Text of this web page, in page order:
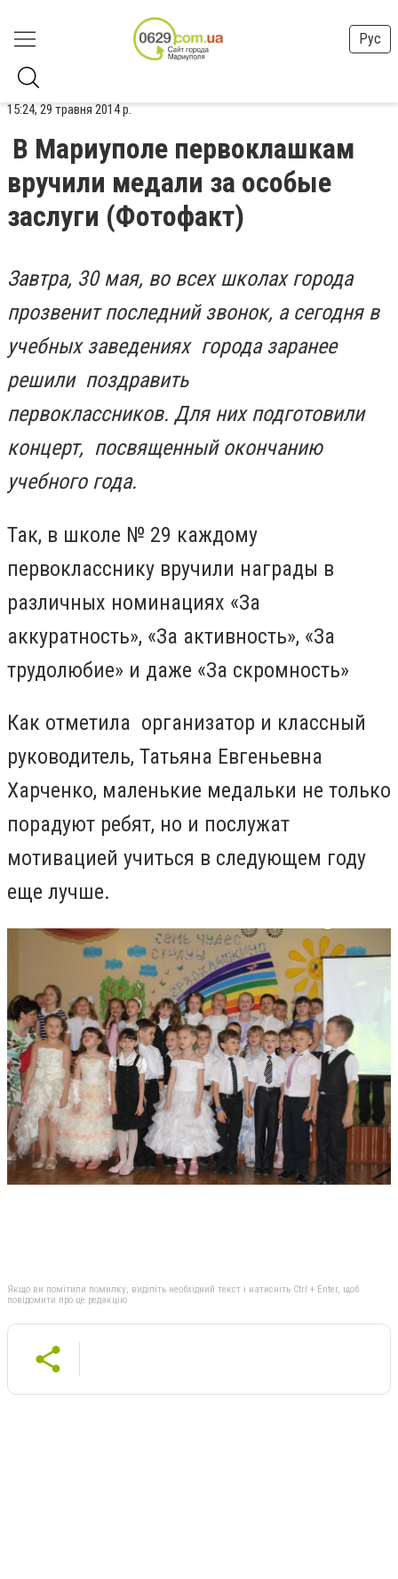
Рус
15:24, 29 травня 2014 р.
В Мариуполе первоклашкам
вручили медали за особые
заслуги (Фотофакт)
Завтра, 30 мая, во всех школах города
прозвенит последний звонок, а сегодня в
учебных заведениях города заранее
решили поздравить
первоклассников. Для них подготовили
концерт, посвященный окончанию
учебного года.
Так, в школе № 29 каждому
первокласснику вручили награды в
различных номинациях «За
аккуратность», «За активность», «За
трудолюбие» и даже «За скромность»
Как отметила организатор и классный
руководитель, Татьяна Евгеньевна
Харченко, маленькие медальки не только
порадуют ребят, но и послужат
мотивацией учиться в следующем году
еще лучше.
Якщо ви помітили помилку, виділіть необхідний текст і натисніть Ctrl + Enter, щоб
повідомити про це редакцію